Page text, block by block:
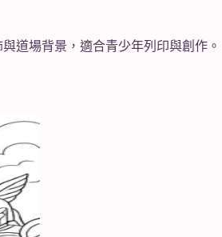
道場背景，適合青少年列印與創作。